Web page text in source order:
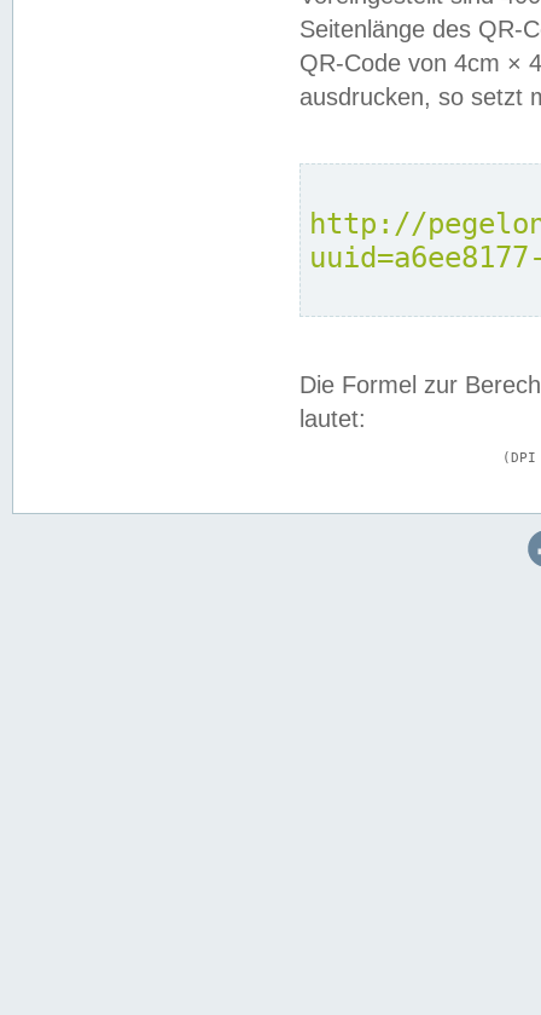
Seitenlänge des QR-
QR-Code von 4cm ×
ausdrucken, so setzt
http://
Die Formel zur
lautet: